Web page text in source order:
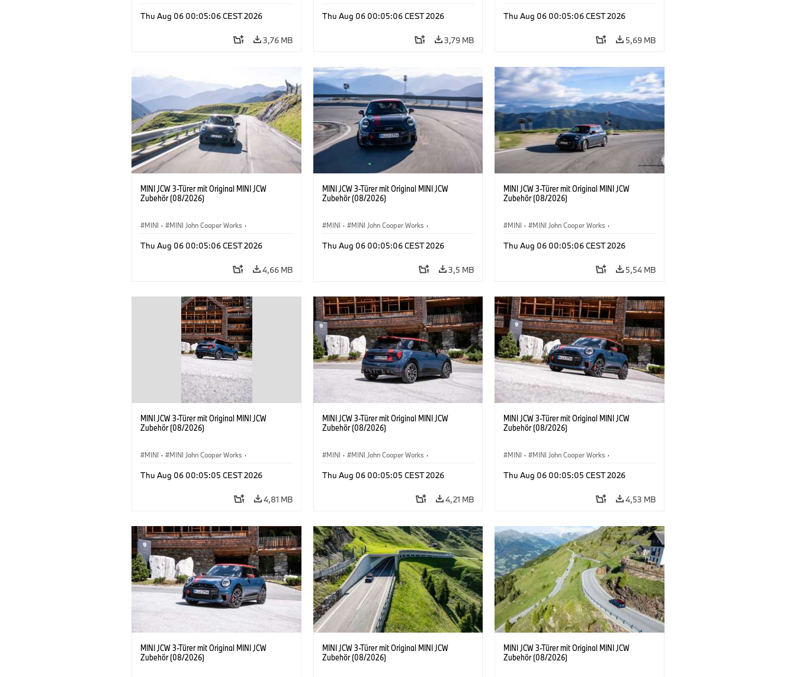
Sonderausstattungen, Zubehör
Thu Aug 06 00:05:06 CEST 2026
3,76 MB
Sonderausstattungen, Zubehör
Thu Aug 06 00:05:06 CEST 2026
3,79 MB
Sonderausstattungen, Zubehör
Thu Aug 06 00:05:06 CEST 2026
5,69 MB
MINI JCW 3-Türer mit Original MINI JCW
Zubehör (08/2026)
MINI · MINI John Cooper Works ·
Sonderausstattungen, Zubehör
Thu Aug 06 00:05:06 CEST 2026
4,66 MB
MINI JCW 3-Türer mit Original MINI JCW
Zubehör (08/2026)
MINI · MINI John Cooper Works ·
Sonderausstattungen, Zubehör
Thu Aug 06 00:05:06 CEST 2026
3,5 MB
MINI JCW 3-Türer mit Original MINI JCW
Zubehör (08/2026)
MINI · MINI John Cooper Works ·
Sonderausstattungen, Zubehör
Thu Aug 06 00:05:06 CEST 2026
5,54 MB
MINI JCW 3-Türer mit Original MINI JCW
Zubehör (08/2026)
MINI · MINI John Cooper Works ·
Sonderausstattungen, Zubehör
Thu Aug 06 00:05:05 CEST 2026
4,81 MB
MINI JCW 3-Türer mit Original MINI JCW
Zubehör (08/2026)
MINI · MINI John Cooper Works ·
Sonderausstattungen, Zubehör
Thu Aug 06 00:05:05 CEST 2026
4,21 MB
MINI JCW 3-Türer mit Original MINI JCW
Zubehör (08/2026)
MINI · MINI John Cooper Works ·
Sonderausstattungen, Zubehör
Thu Aug 06 00:05:05 CEST 2026
4,53 MB
MINI JCW 3-Türer mit Original MINI JCW
Zubehör (08/2026)
MINI JCW 3-Türer mit Original MINI JCW
Zubehör (08/2026)
MINI JCW 3-Türer mit Original MINI JCW
Zubehör (08/2026)